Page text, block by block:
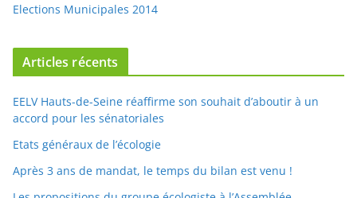
Elections Municipales 2014
Articles récents
EELV Hauts-de-Seine réaffirme son souhait d’aboutir à un
accord pour les sénatoriales
Etats généraux de l’écologie
Après 3 ans de mandat, le temps du bilan est venu !